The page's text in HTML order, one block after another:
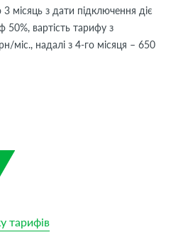
місяць з дати підключення діє
вартість тарифу з
міс., надалі з 4-го місяця – 650
тарифів